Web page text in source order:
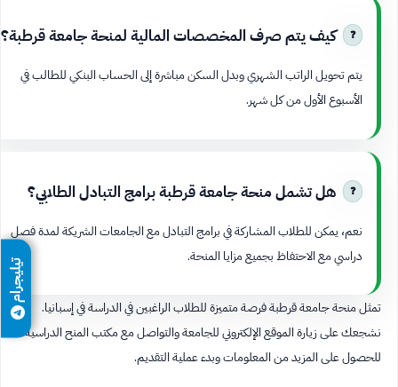
كيف يتم صرف المخصصات المالية لمنحة جامعة قرطبة؟
يتم تحويل الراتب الشهري وبدل السكن مباشرة إلى الحساب البنكي للطالب في
الأسبوع الأول من كل شهر.
هل تشمل منحة جامعة قرطبة برامج التبادل الطلابي؟
نعم، يمكن للطلاب المشاركة في برامج التبادل مع الجامعات الشريكة لمدة فصل
دراسي مع الاحتفاظ بجميع مزايا المنحة.
تمثل منحة جامعة قرطبة فرصة متميزة للطلاب الراغبين في الدراسة في إسبانيا.
نشجعك على زيارة الموقع الإلكتروني للجامعة والتواصل مع مكتب المنح الدراسية
للحصول على المزيد من المعلومات وبدء عملية التقديم.
تيليجرام